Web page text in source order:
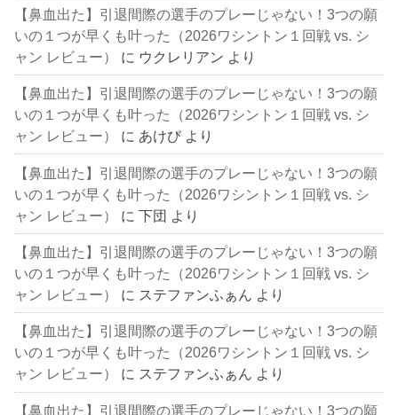
【鼻血出た】引退間際の選手のプレーじゃない！3つの願
いの１つが早くも叶った（2026ワシントン１回戦 vs. シ
ャン レビュー）
に ウクレリアン より
【鼻血出た】引退間際の選手のプレーじゃない！3つの願
いの１つが早くも叶った（2026ワシントン１回戦 vs. シ
ャン レビュー）
に あけび より
【鼻血出た】引退間際の選手のプレーじゃない！3つの願
いの１つが早くも叶った（2026ワシントン１回戦 vs. シ
ャン レビュー）
に下団 より
【鼻血出た】引退間際の選手のプレーじゃない！3つの願
いの１つが早くも叶った（2026ワシントン１回戦 vs. シ
ャン レビュー）
に ステファンふぁん より
【鼻血出た】引退間際の選手のプレーじゃない！3つの願
いの１つが早くも叶った（2026ワシントン１回戦 vs. シ
ャン レビュー）
に ステファンふぁん より
【鼻血出た】引退間際の選手のプレーじゃない！3つの願